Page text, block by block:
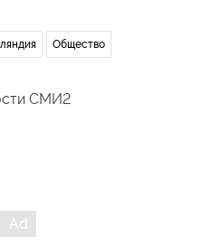
Общество
СМИ2